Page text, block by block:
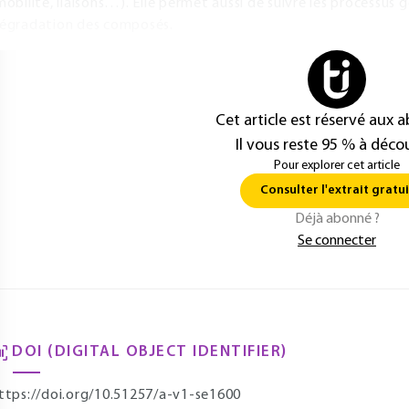
Cet article est réservé aux
Il vous reste 95 % à
Pour explorer cet article
Consulter l'extrait
Déjà abonné ?
Se connecter
DOI (DIGITAL OBJECT IDENTIFIER)
doi.org/10.51257/a-v1-se1600